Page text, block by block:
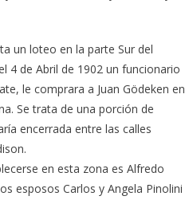
un loteo en la parte Sur del
4 de Abril de 1902 un funcionario
le comprara a Juan Gödeken en
Se trata de una porción de
encerrada entre las calles
en esta zona es Alfredo
esposos Carlos y Angela Pinolini